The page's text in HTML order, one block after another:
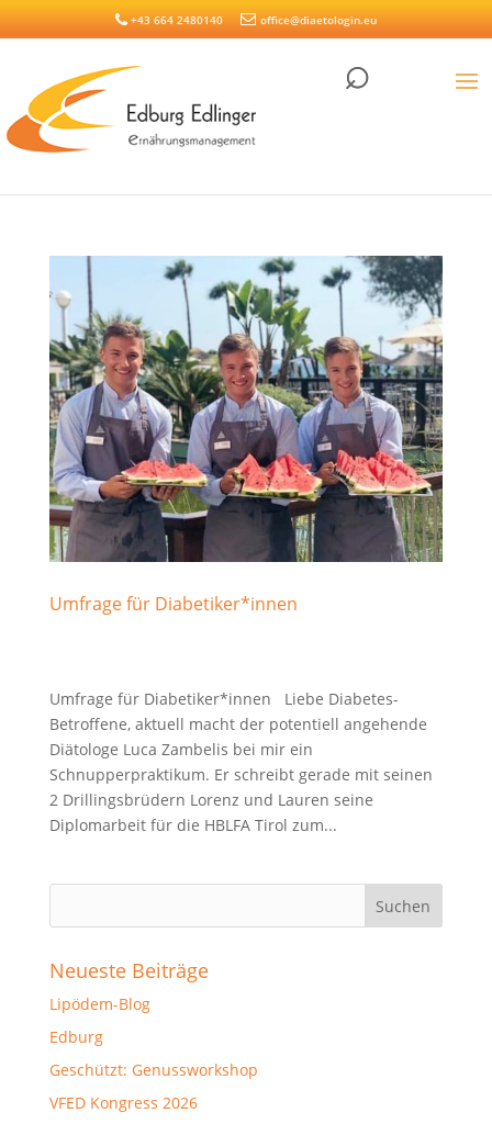
+43 664 2480140 office@diaetologin.eu
Umfrage für Diabetiker*innen
Umfrage für Diabetiker*innen Liebe Diabetes-
Betroffene, aktuell macht der potentiell angehende
Diätologe Luca Zambelis bei mir ein
Schnupperpraktikum. Er schreibt gerade mit seinen
2 Drillingsbrüdern Lorenz und Lauren seine
Diplomarbeit für die HBLFA Tirol zum...
Neueste Beiträge
Lipödem-Blog
Edburg
Geschützt: Genussworkshop
VFED Kongress 2026